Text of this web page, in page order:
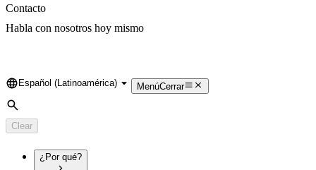
Contacto
Habla con nosotros hoy mismo
Language
Español (Latinoamérica) MenúCerrar
Search
Clear
¿Por qué?